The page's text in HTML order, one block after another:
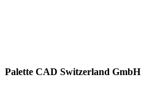
Palette CAD Switzerland GmbH